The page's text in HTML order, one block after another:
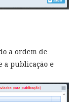
a ordem de
a publicação e